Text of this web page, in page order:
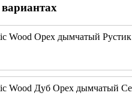
Wood Орех дымчатый
Wood Дуб Орех дымчатый